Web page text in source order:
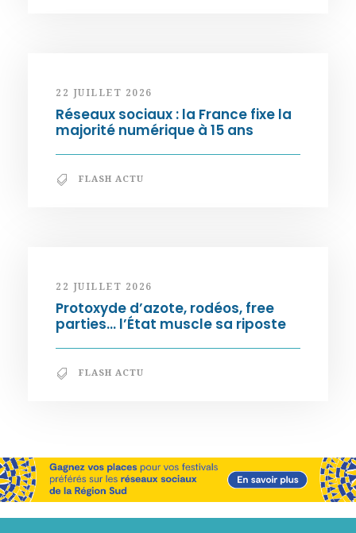
22 JUILLET 2026
Réseaux sociaux : la France fixe la
majorité numérique à 15 ans
FLASH ACTU
22 JUILLET 2026
Protoxyde d’azote, rodéos, free
parties… l’État muscle sa riposte
FLASH ACTU